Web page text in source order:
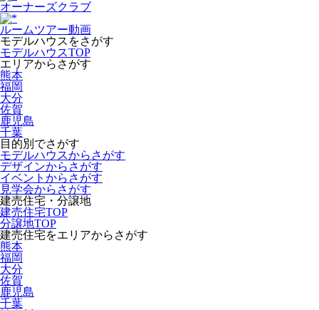
オーナーズクラブ
ルームツアー動画
モデルハウスをさがす
モデルハウスTOP
エリアからさがす
熊本
福岡
大分
佐賀
鹿児島
千葉
目的別でさがす
モデルハウスからさがす
デザインからさがす
イベントからさがす
見学会からさがす
建売住宅・分譲地
建売住宅TOP
分譲地TOP
建売住宅をエリアからさがす
熊本
福岡
大分
佐賀
鹿児島
千葉